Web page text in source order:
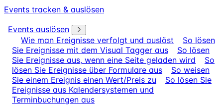
Events tracken & auslösen
Events auslösen
Wie man Ereignisse verfolgt und auslöst
So lösen
Sie Ereignisse mit dem Visual Tagger aus
So lösen
Sie Ereignisse aus, wenn eine Seite geladen wird
So
lösen Sie Ereignisse über Formulare aus
So weisen
Sie einem Ereignis einen Wert/Preis zu
So lösen Sie
Ereignisse aus Kalendersystemen und
Terminbuchungen aus